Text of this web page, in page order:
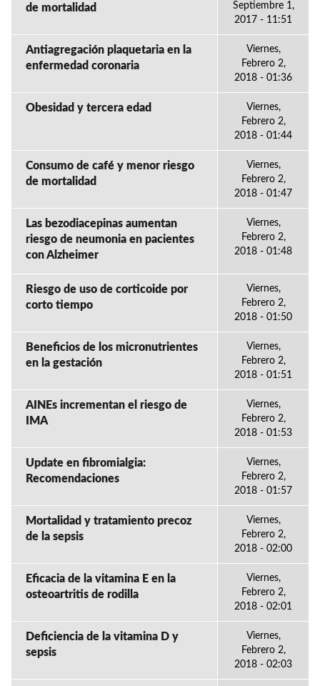
de mortalidad
Septiembre 1,
2017 - 11:51
Antiagregación plaquetaria en la
enfermedad coronaria
Viernes,
Febrero 2,
2018 - 01:36
Obesidad y tercera edad
Viernes,
Febrero 2,
2018 - 01:44
Consumo de café y menor riesgo
de mortalidad
Viernes,
Febrero 2,
2018 - 01:47
Las bezodiacepinas aumentan
riesgo de neumonia en pacientes
con Alzheimer
Viernes,
Febrero 2,
2018 - 01:48
Riesgo de uso de corticoide por
corto tiempo
Viernes,
Febrero 2,
2018 - 01:50
Beneficios de los micronutrientes
en la gestación
Viernes,
Febrero 2,
2018 - 01:51
AINEs incrementan el riesgo de
IMA
Viernes,
Febrero 2,
2018 - 01:53
Update en fibromialgia:
Recomendaciones
Viernes,
Febrero 2,
2018 - 01:57
Mortalidad y tratamiento precoz
de la sepsis
Viernes,
Febrero 2,
2018 - 02:00
Eficacia de la vitamina E en la
osteoartritis de rodilla
Viernes,
Febrero 2,
2018 - 02:01
Deficiencia de la vitamina D y
sepsis
Viernes,
Febrero 2,
2018 - 02:03